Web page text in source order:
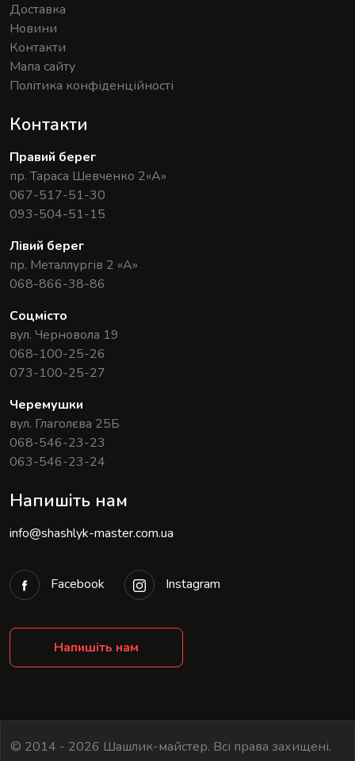
Доставка
Новини
Контакти
Мапа сайту
Політика конфіденційності
Контакти
Правий берег
пр. Тараса Шевченко 2«А»
067-517-51-30
093-504-51-15
Лівий берег
пр. Металлургів 2 «А»
068-866-38-86
Соцмісто
вул. Черновола 19
068-100-25-26
073-100-25-27
Черемушки
вул. Глаголєва 25Б
068-546-23-23
063-546-23-24
Напишіть нам
info@shashlyk-master.com.ua
Facebook Instagram
Напишіть нам
© 2014 - 2026 Шашлик-майстер. Всі права захищені.